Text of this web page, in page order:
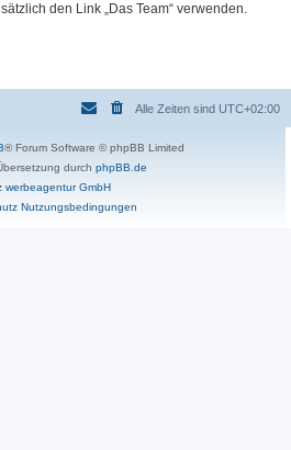
den Link „Das Team“ verwenden.
Alle Zeiten sind UTC+02:00
® Forum Software © phpBB Limited
durch phpBB.de
werbeagentur GmbH
Nutzungsbedingungen